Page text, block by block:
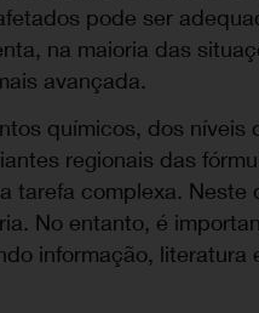
pode ser
na maioria das
avançada.
químicos, dos níveis
regionais das
tarefa complexa. Neste
No entanto, é
informação, literatura